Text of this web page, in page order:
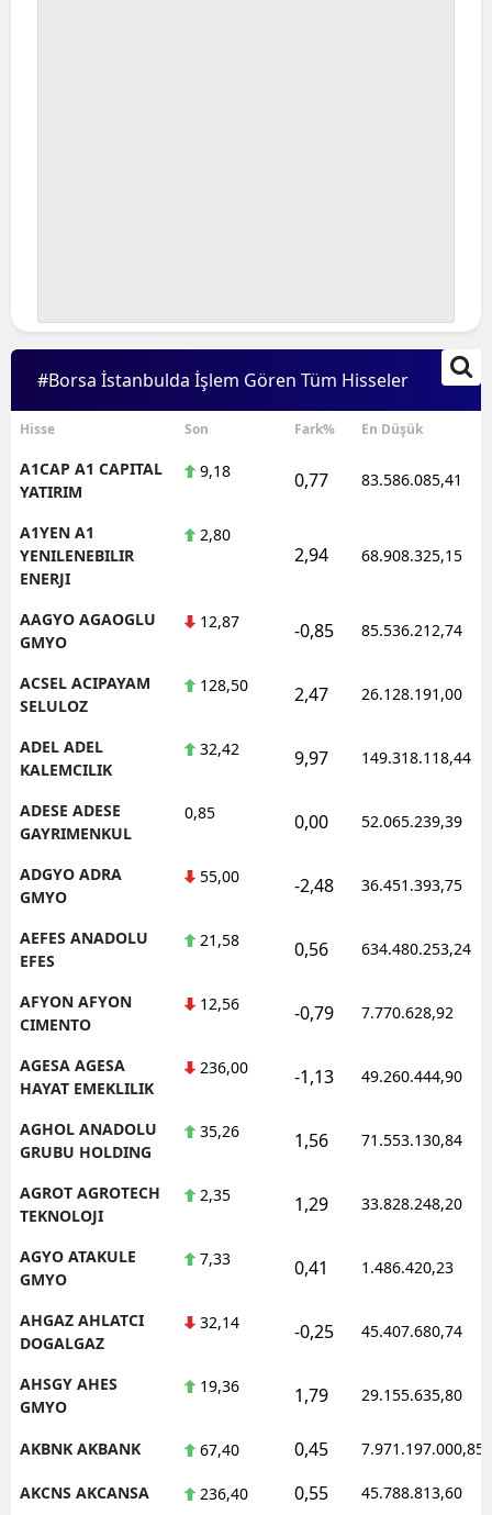
#Borsa İstanbulda İşlem Gören Tüm Hisseler
Hisse Son Fark% En Düşük
A1CAP A1 CAPITAL
YATIRIM
9,18 0,77 83.586.085,41
A1YEN A1
YENILENEBILIR
ENERJI
2,80
2,94 68.908.325,15
AAGYO AGAOGLU
GMYO
12,87 -0,85 85.536.212,74
ACSEL ACIPAYAM
SELULOZ
128,50 2,47 26.128.191,00
ADEL ADEL
KALEMCILIK
32,42 9,97 149.318.118,44
ADESE ADESE
GAYRIMENKUL
0,85 0,00 52.065.239,39
ADGYO ADRA
GMYO
55,00 -2,48 36.451.393,75
AEFES ANADOLU
EFES
21,58 0,56 634.480.253,24
AFYON AFYON
CIMENTO
12,56 -0,79 7.770.628,92
AGESA AGESA
HAYAT EMEKLILIK
236,00 -1,13 49.260.444,90
AGHOL ANADOLU
GRUBU HOLDING
35,26 1,56 71.553.130,84
AGROT AGROTECH
TEKNOLOJI
2,35 1,29 33.828.248,20
AGYO ATAKULE
GMYO
7,33 0,41 1.486.420,23
AHGAZ AHLATCI
DOGALGAZ
32,14 -0,25 45.407.680,74
AHSGY AHES
GMYO
19,36 1,79 29.155.635,80
AKBNK AKBANK 67,40 0,45 7.971.197.000,85
AKCNS AKCANSA 236,40 0,55 45.788.813,60